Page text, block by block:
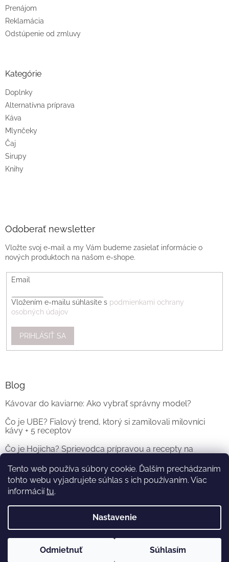
Tento web používa súbory cookie. Ďalším prechádzaním
tohto webu vyjadrujete súhlas s ich používaním. Viac
informáciítu.
Nastavenie
Odmietnuť Súhlasím
Prenájom
Reklamácia
Odstúpenie od zmluvy
Kategórie
Doplnky
Alternatívna príprava
Káva
Mlynčeky
Čaj
Sirupy
Knihy
Odoberať newsletter
Vložte svoj e-mail a my Vám budeme zasielať informácie o
nových produktoch na našom e-shope.
Email
Vložením e-mailu súhlasíte s podmienkami ochrany
osobných údajov
PRIHLÁSIŤ SA
Blog
Kávovar do kaviarne: Ako vybrať správny model?
Čo je UBE? Fialový trend, ktorý si zamilovali milovníci
kávy + 5 receptov
Čo je Hojicha? Sprievodca prípravou a recepty na
ARCHÍV
Vytvoril Shoptet a
Copyright 2026 . Všetky práva vyhradené.